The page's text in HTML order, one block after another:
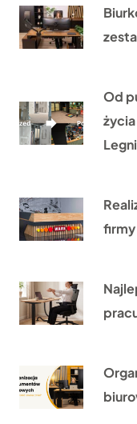
Od
firmy